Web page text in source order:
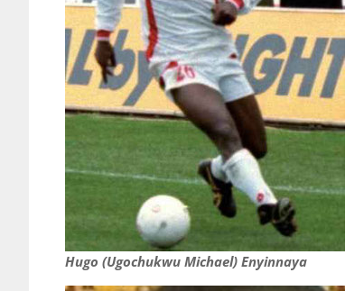
Hugo (Ugochukwu Michael) Enyinnaya